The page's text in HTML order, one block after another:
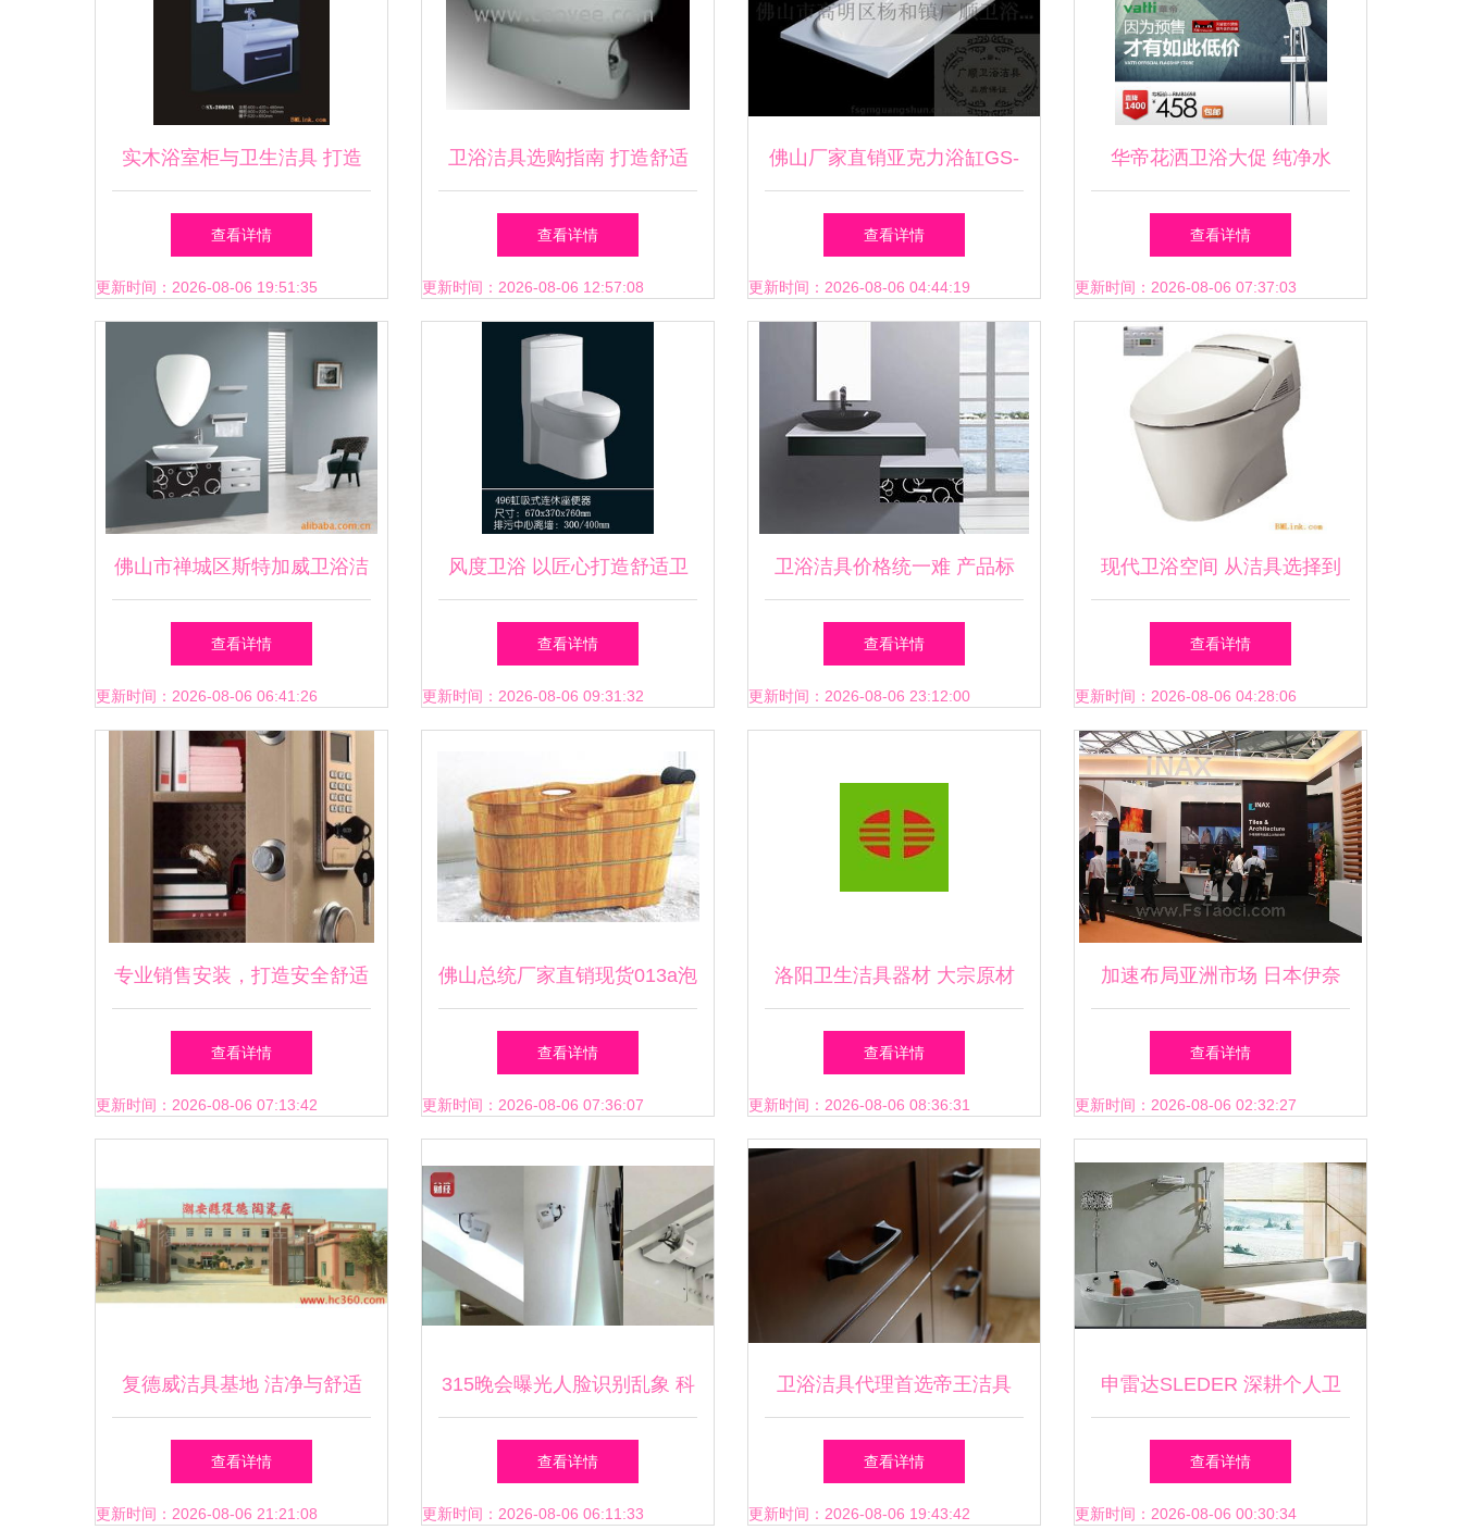
实木浴室柜与卫生洁具 打造
高品质卫浴空间的核心选择
查看详情
更新时间：2026-08-06 19:51:35
卫浴洁具选购指南 打造舒适
与品质并存的卫浴空间
查看详情
更新时间：2026-08-06 12:57:08
佛山厂家直销亚克力浴缸GS-
308 出口热销的嵌入型洁具之
选
查看详情
更新时间：2026-08-06 04:44:19
华帝花洒卫浴大促 纯净水
流，滋养每一寸肌肤的健康之
选
查看详情
更新时间：2026-08-06 07:37:03
佛山市禅城区斯特加威卫浴洁
具厂 专业浴室柜与个人卫生
用品精选
查看详情
更新时间：2026-08-06 06:41:26
风度卫浴 以匠心打造舒适卫
浴空间
查看详情
更新时间：2026-08-06 09:31:32
卫浴洁具价格统一难 产品标
价背后藏猫腻
查看详情
更新时间：2026-08-06 23:12:00
现代卫浴空间 从洁具选择到
品质生活的提升
查看详情
更新时间：2026-08-06 04:28:06
专业销售安装，打造安全舒适
的家居体验——洁具卫浴、指
纹锁、保险柜一站式服务
查看详情
更新时间：2026-08-06 07:13:42
佛山总统厂家直销现货013a泡
澡浴桶 高品质与实惠的完美
选择
查看详情
更新时间：2026-08-06 07:36:07
洛阳卫生洁具器材 大宗原材
料线上供应链的优选起航地
查看详情
更新时间：2026-08-06 08:36:31
加速布局亚洲市场 日本伊奈
公司在越南和中国设立新厂，
拓展卫生洁具销售版图
查看详情
更新时间：2026-08-06 02:32:27
复德威洁具基地 洁净与舒适
的完美结合
查看详情
更新时间：2026-08-06 21:21:08
315晚会曝光人脸识别乱象 科
勒卫浴全国门店均安装，个人
卫生用品销售隐私堪忧
查看详情
更新时间：2026-08-06 06:11:33
卫浴洁具代理首选帝王洁具
一站式服务与全包售后的深度
价值解析
查看详情
更新时间：2026-08-06 19:43:42
申雷达SLEDER 深耕个人卫
生，守护洁净生活
查看详情
更新时间：2026-08-06 00:30:34